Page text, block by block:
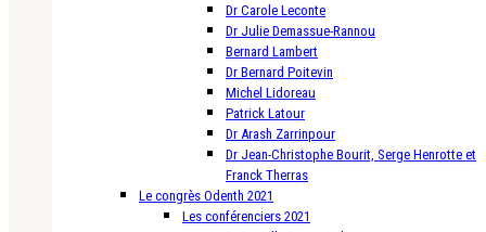
Dr Carole Leconte
Dr Julie Demassue-Rannou
Bernard Lambert
Dr Bernard Poitevin
Michel Lidoreau
Patrick Latour
Dr Arash Zarrinpour
Dr Jean-Christophe Bourit, Serge Henrotte et
Franck Therras
Le congrès Odenth 2021
Les conférenciers 2021